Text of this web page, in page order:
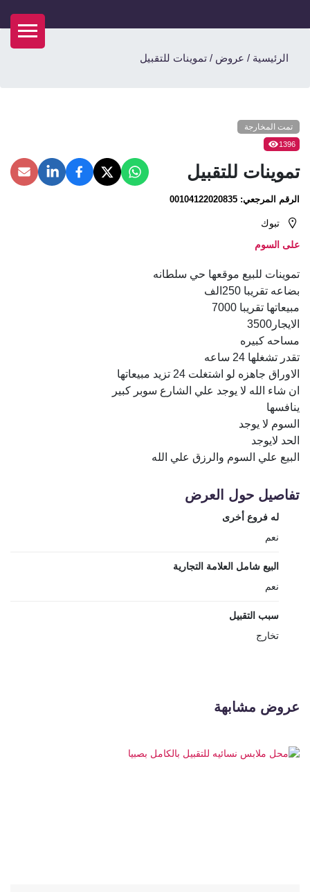
الرئيسية / عروض / تموينات للتقبيل
تمت المخارجة
1396
تموينات للتقبيل
الرقم المرجعي:
تبوك
على السوم
تموينات للبيع موقعها حي سلطانه
بضاعه تقريبا 250الف
مبيعاتها تقريبا 7000
الايجار3500
مساحه كبيره
تقدر تشغلها 24 ساعه
الاوراق جاهزه لو اشتغلت 24 تزيد مبيعاتها
ان شاء الله لا يوجد علي الشارع سوبر كبير
ينافسها
السوم لا يوجد
الحد لايوجد
البيع علي السوم والرزق علي الله
تفاصيل حول العرض
له فروع أخرى
نعم
البيع شامل العلامة التجارية
نعم
سبب التقبيل
تخارج
عروض مشابهة